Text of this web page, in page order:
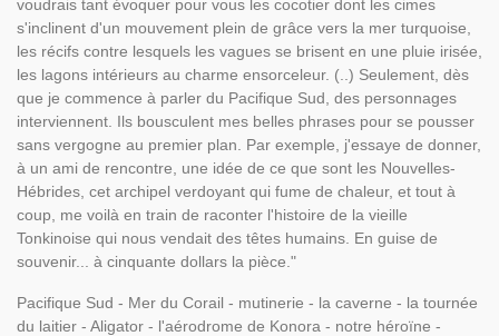
voudrais tant évoquer pour vous les cocotier dont les cimes
s'inclinent d'un mouvement plein de grâce vers la mer turquoise,
les récifs contre lesquels les vagues se brisent en une pluie irisée,
les lagons intérieurs au charme ensorceleur. (..) Seulement, dès
que je commence à parler du Pacifique Sud, des personnages
interviennent. Ils bousculent mes belles phrases pour se pousser
sans vergogne au premier plan. Par exemple, j'essaye de donner,
à un ami de rencontre, une idée de ce que sont les Nouvelles-
Hébrides, cet archipel verdoyant qui fume de chaleur, et tout à
coup, me voilà en train de raconter l'histoire de la vieille
Tonkinoise qui nous vendait des têtes humains. En guise de
souvenir... à cinquante dollars la pièce."
Pacifique Sud - Mer du Corail - mutinerie - la caverne - la tournée
du laitier - Aligator - l'aérodrome de Konora - notre héroïne -